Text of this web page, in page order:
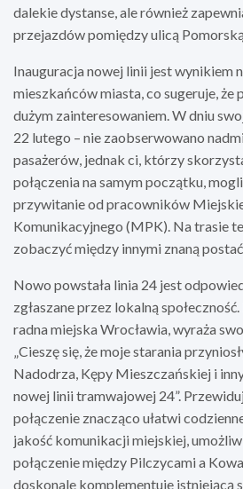
dalekie dystanse, ale również
przejazdów pomiędzy ulicą
Inauguracja nowej linii jest wynikiem
mieszkańców miasta, co sugeruje, że
dużym zainteresowaniem. W dniu
22 lutego – nie zaobserwowano
pasażerów, jednak ci, którzy
połączenia na samym początku,
przywitanie od pracowników
Komunikacyjnego (MPK). Na trasie
zobaczyć między innymi znaną
Nowo powstała linia 24 jest
zgłaszane przez lokalną
radna miejska Wrocławia, wyraża
„Cieszę się, że moje starania
Nadodrza, Kępy Mieszczańskiej i
nowej linii tramwajowej 24”.
połączenie znacząco ułatwi
jakość komunikacji miejskiej,
połączenie między Pilczycami a
doskonale komplementuje istniejącą